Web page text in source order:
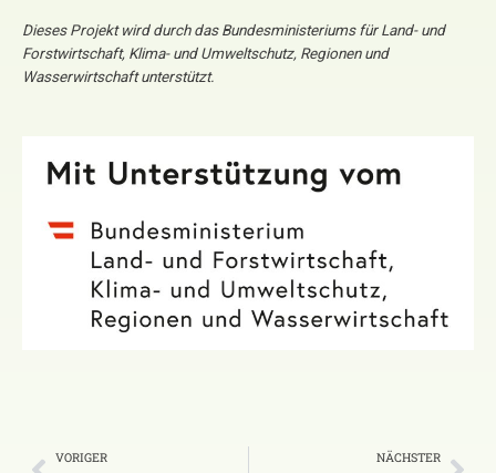
Dieses Projekt wird durch das Bundesministeriums für Land- und
Forstwirtschaft, Klima- und Umweltschutz, Regionen und
Wasserwirtschaft unterstützt.
VORIGER NÄCHSTER